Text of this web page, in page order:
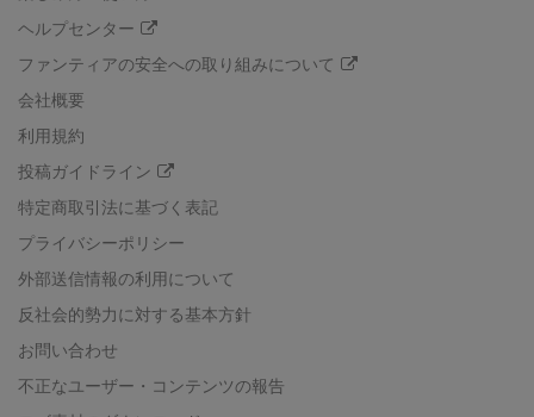
ヘルプセンター
ファンティアの安全への取り組みについて
会社概要
利用規約
投稿ガイドライン
特定商取引法に基づく表記
プライバシーポリシー
外部送信情報の利用について
反社会的勢力に対する基本方針
お問い合わせ
不正なユーザー・コンテンツの報告